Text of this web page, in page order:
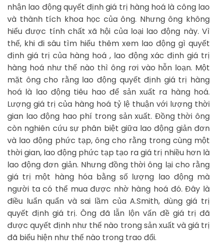
nhận lao động quyết định giá trị hàng hoá là công lao
và thành tích khoa học của ông. Nhưng ông không
hiểu được tính chất xã hội của loại lao động này. Vì
thế, khi đi sâu tìm hiểu thêm xem lao động gì quyết
định giá trị của hàng hoá , lao động xác định giá trị
hàng hoá như thế nào thì ông rơi vào hỗn loạn. Một
mặt ông cho rằng lao động quyết định giá trị hàng
hoá là lao động tiêu hao để sản xuất ra hàng hoá.
Lượng giá trị của hàng hoá tỷ lệ thuận với lượng thời
gian lao động hao phí trong sản xuất. Đồng thời ông
còn nghiên cứu sự phân biệt giữa lao động giản đơn
và lao động phức tạp, ông cho rằng trong cùng một
thời gian, lao động phức tạp tạo ra giá trị nhiều hơn là
lao động đơn giản. Nhưng đồng thời ông lại cho rằng
giá trị một hàng hóa bằng số lượng lao động mà
người ta có thể mua được nhờ hàng hoá đó. Đây là
điều luẩn quẩn và sai lầm của A.Smith, dùng giá trị
quyết định giá trị. Ông đã lẫn lộn vấn đề giá trị đã
được quyết định như thế nào trong sản xuất và giá trị
đã biểu hiện như thế nào trong trao đổi.